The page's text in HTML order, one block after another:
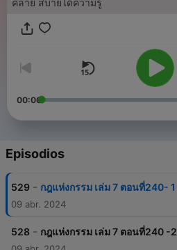
คลาย สบายได้ความรู้
00:00
Episodios
529 - กฎแห่งกรรม เล่ม 7 ตอนที่240- 1
09 abr. 2024
528 - กฎแห่งกรรม เล่ม 7 ตอนที่240 -2